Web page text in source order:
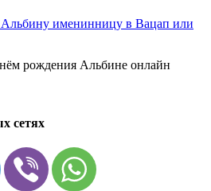
именинницу в Вацап или
сетях